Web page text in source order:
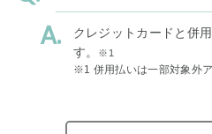
クレジットカードと併
す。
※1
※1 併用払いは一部対象外